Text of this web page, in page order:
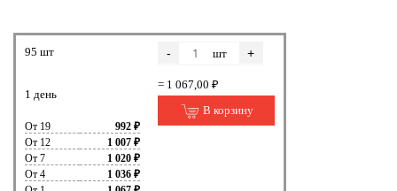
95 шт
1 день
От 19
992 ₽
От 12
1 007 ₽
От 7
1 020 ₽
От 4
1 036 ₽
- шт +
= 1 067,00 ₽
В корзину